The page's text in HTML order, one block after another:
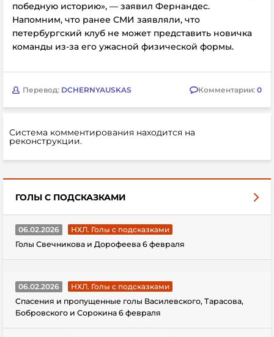
победную историю», — заявил Фернандес.
Напомним, что ранее СМИ заявляли, что
петербургский клуб не может представить новичка
команды из-за его ужасной физической формы.
Перевод: DCHERNYAUSKAS Комментарии: 0
Система комментирования находится на
реконструкции.
ГОЛЫ С ПОДСКАЗКАМИ
06.02.2026
НХЛ. Голы с подсказками
Голы Свечникова и Дорофеева 6 февраля
06.02.2026
НХЛ. Голы с подсказками
Спасения и пропущенные голы Василевского, Тарасова,
Бобровского и Сорокина 6 февраля